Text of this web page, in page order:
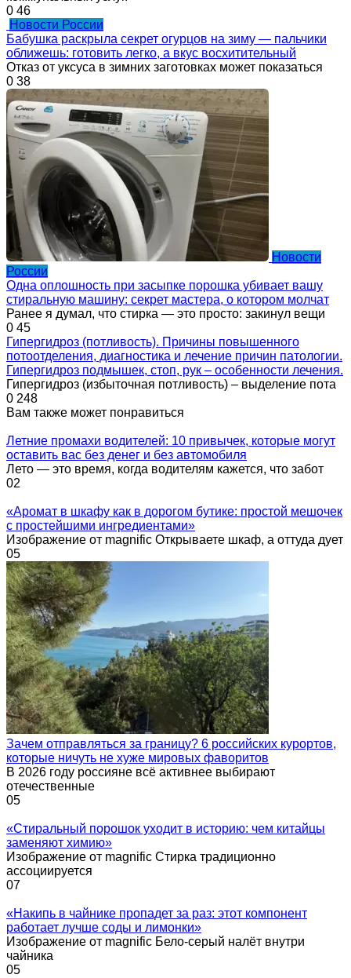
0 46
Новости России
Бабушка раскрыла секрет огурцов на зиму — пальчики
оближешь: готовить легко, а вкус восхитительный
Отказ от уксуса в зимних заготовках может показаться
0 38
Новости
России
Одна оплошность при засыпке порошка убивает вашу
стиральную машину: секрет мастера, о котором молчат
Ранее я думал, что стирка — это просто: закинул вещи
0 45
Гипергидроз (потливость). Причины повышенного
потоотделения, диагностика и лечение причин патологии.
Гипергидроз подмышек, стоп, рук – особенности лечения.
Гипергидроз (избыточная потливость) – выделение пота
0 248
Вам также может понравиться
Летние промахи водителей: 10 привычек, которые могут
оставить вас без денег и без автомобиля
Лето — это время, когда водителям кажется, что забот
02
«Аромат в шкафу как в дорогом бутике: простой мешочек
с простейшими ингредиентами»
Изображение от magnific Открываете шкаф, а оттуда дует
05
Зачем отправляться за границу? 6 российских курортов,
которые ничуть не хуже мировых фаворитов
В 2026 году россияне всё активнее выбирают
отечественные
05
«Стиральный порошок уходит в историю: чем китайцы
заменяют химию»
Изображение от magnific Стирка традиционно
ассоциируется
07
«Накипь в чайнике пропадет за раз: этот компонент
работает лучше соды и лимонки»
Изображение от magnific Бело-серый налёт внутри
чайника
05